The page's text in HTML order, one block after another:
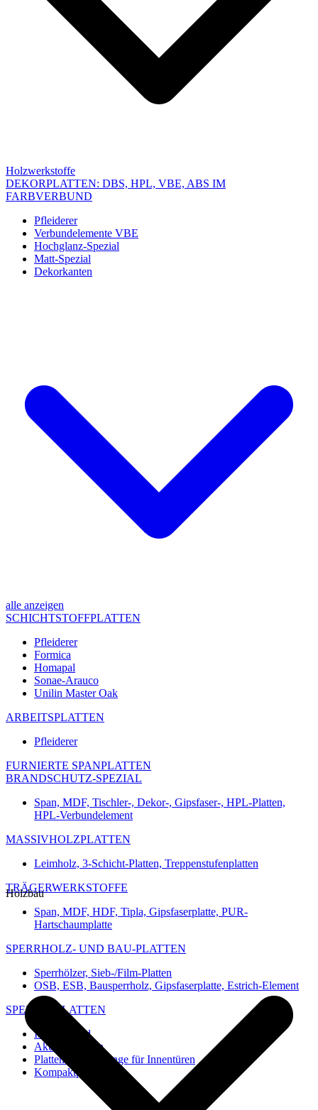
Holzwerkstoffe
DEKORPLATTEN: DBS, HPL, VBE, ABS IM
FARBVERBUND
Pfleiderer
Verbundelemente VBE
Hochglanz-Spezial
Matt-Spezial
Dekorkanten
alle anzeigen
SCHICHTSTOFFPLATTEN
Pfleiderer
Formica
Homapal
Sonae-Arauco
Unilin Master Oak
ARBEITSPLATTEN
Pfleiderer
FURNIERTE SPANPLATTEN
BRANDSCHUTZ-SPEZIAL
Span, MDF, Tischler-, Dekor-, Gipsfaser-, HPL-Platten,
HPL-Verbundelement
MASSIVHOLZPLATTEN
Leimholz, 3-Schicht-Platten, Treppenstufenplatten
TRÄGERWERKSTOFFE
Span, MDF, HDF, Tipla, Gipsfaserplatte, PUR-
Hartschaumplatte
SPERRHOLZ- UND BAU-PLATTEN
Sperrhölzer, Sieb-/Film-Platten
OSB, ESB, Bausperrholz, Gipsfaserplatte, Estrich-Element
SPEZIAL-PLATTEN
Imi-Verbund
Akustik-Platten
Platten und Rohlinge für Innentüren
Kompaktplatten
Holzbau